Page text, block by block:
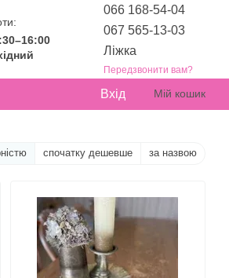
066 168-54-04
067 565-13-03
Ліжка
Передзвонити вам?
Вхід Мій кошик
спочатку дешевше за назвою